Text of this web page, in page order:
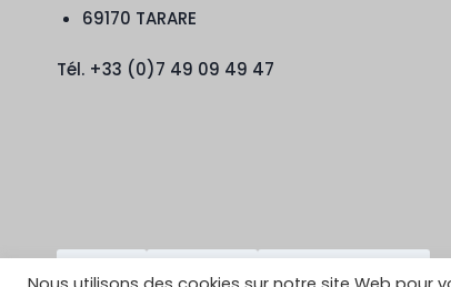
69170 TARARE
Tél. +33 (0)7 49 09 49 47
TikTok YouTube Google Reviews